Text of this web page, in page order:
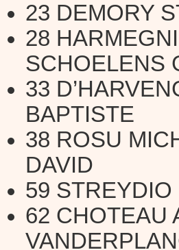
23 DEMORY
28
SCHOELENS
33
BAPTISTE
38 ROSU
DAVID
59
62 CHOTEAU